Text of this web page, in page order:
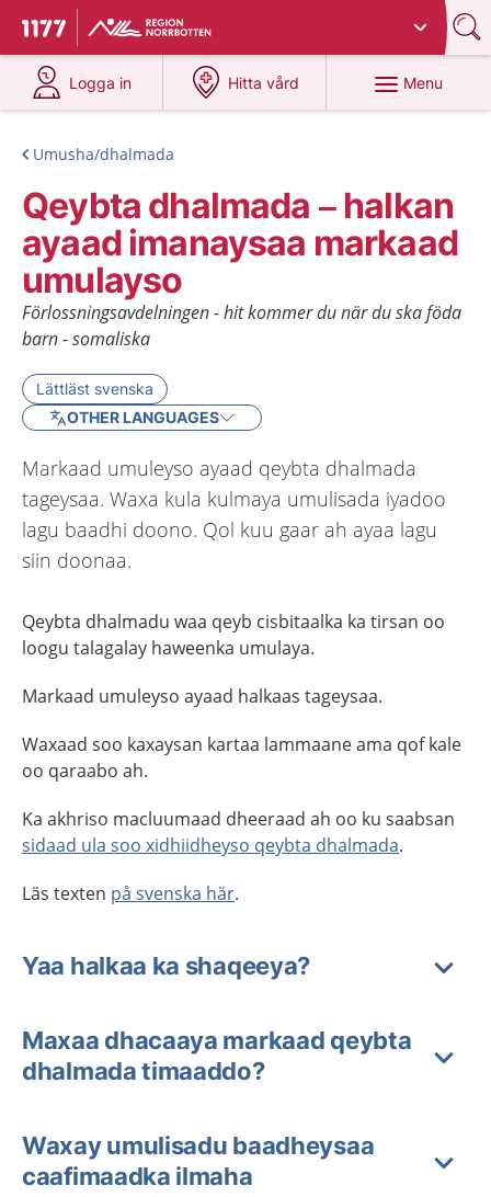
To start page for 1177
Du har valt region
Logga in
at 1177.se
Hitta vård
at 1177.se
Menu
Umusha/dhalmada
Qeybta dhalmada – halkan
ayaad imanaysaa markaad
umulayso
Förlossningsavdelningen - hit kommer du när du ska föda
barn - somaliska
Lättläst svenska
OTHER LANGUAGES
Markaad umuleyso ayaad qeybta dhalmada
tageysaa. Waxa kula kulmaya umulisada iyadoo
lagu baadhi doono. Qol kuu gaar ah ayaa lagu
siin doonaa.
Qeybta dhalmadu waa qeyb cisbitaalka ka tirsan oo
loogu talagalay haweenka umulaya.
Markaad umuleyso ayaad halkaas tageysaa.
Waxaad soo kaxaysan kartaa lammaane ama qof kale
oo qaraabo ah.
Ka akhriso macluumaad dheeraad ah oo ku saabsan
sidaad ula soo xidhiidheyso qeybta dhalmada.
Läs texten på svenska här.
Yaa halkaa ka shaqeeya?
Maxaa dhacaaya markaad qeybta
dhalmada timaaddo?
Waxay umulisadu baadheysaa
caafimaadka ilmaha